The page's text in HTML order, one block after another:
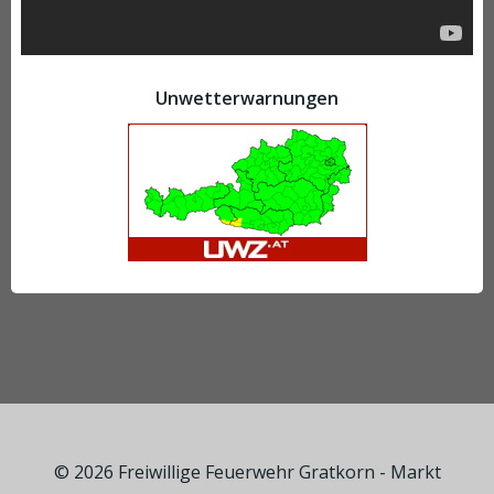
Unwetterwarnungen
© 2026 Freiwillige Feuerwehr Gratkorn - Markt